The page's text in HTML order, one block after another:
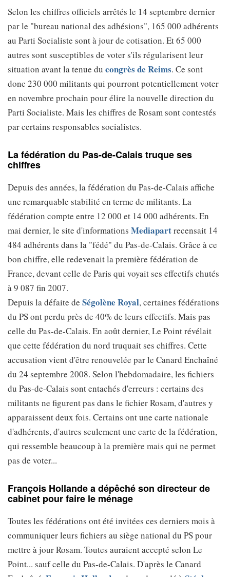
Selon les chiffres officiels arrêtés le 14 septembre dernier
par le "bureau national des adhésions", 165 000 adhérents
au Parti Socialiste sont à jour de cotisation. Et 65 000
autres sont susceptibles de voter s'ils régularisent leur
situation avant la tenue du congrès de Reims. Ce sont
donc 230 000 militants qui pourront potentiellement voter
en novembre prochain pour élire la nouvelle direction du
Parti Socialiste. Mais les chiffres de Rosam sont contestés
par certains responsables socialistes.
La fédération du Pas-de-Calais truque ses
chiffres
Depuis des années, la fédération du Pas-de-Calais affiche
une remarquable stabilité en terme de militants. La
fédération compte entre 12 000 et 14 000 adhérents. En
mai dernier, le site d'informations Mediapartrecensait 14
484 adhérents dans la "fédé" du Pas-de-Calais. Grâce à ce
bon chiffre, elle redevenait la première fédération de
France, devant celle de Paris qui voyait ses effectifs chutés
à 9 087 fin 2007.
Depuis la défaite de Ségolène Royal, certaines fédérations
du PS ont perdu près de 40% de leurs effectifs. Mais pas
celle du Pas-de-Calais. En août dernier, Le Point révélait
que cette fédération du nord truquait ses chiffres. Cette
accusation vient d'être renouvelée par le Canard Enchaîné
du 24 septembre 2008. Selon l'hebdomadaire, les fichiers
du Pas-de-Calais sont entachés d'erreurs : certains des
militants ne figurent pas dans le fichier Rosam, d'autres y
apparaissent deux fois. Certains ont une carte nationale
d'adhérents, d'autres seulement une carte de la fédération,
qui ressemble beaucoup à la première mais qui ne permet
pas de voter...
François Hollande a dépêché son directeur de
cabinet pour faire le ménage
Toutes les fédérations ont été invitées ces derniers mois à
communiquer leurs fichiers au siège national du PS pour
mettre à jour Rosam. Toutes auraient accepté selon Le
Point... sauf celle du Pas-de-Calais. D'après le Canard